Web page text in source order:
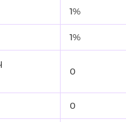
1%
1%
0
0